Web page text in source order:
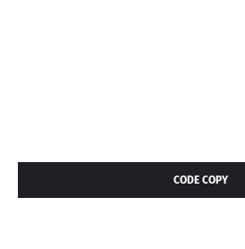
CODE COPY